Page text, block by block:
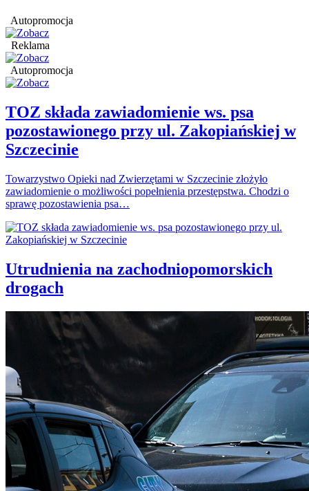
Autopromocja
Reklama
Autopromocja
TOZ składa zawiadomienie ws. psa
pozostawionego przy ul. Zakopiańskiej w
Szczecinie
Towarzystwo Opieki nad Zwierzętami w Szczecinie złożyło
zawiadomienie o możliwości popełnienia przestępstwa. Chodzi o
sprawę pozostawienia psa…
Utrudnienia na zachodniopomorskich
drogach